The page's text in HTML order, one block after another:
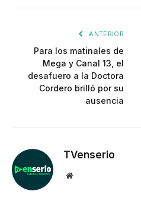
ANTERIOR
Para los matinales de
Mega y Canal 13, el
desafuero a la Doctora
Cordero brilló por su
ausencia
TVenserio
Website